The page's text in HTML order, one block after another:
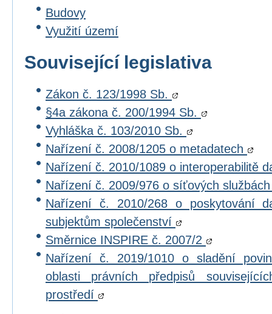
Budovy
Využití území
Související legislativa
Zákon č. 123/1998 Sb.
§4a zákona č. 200/1994 Sb.
Vyhláška č. 103/2010 Sb.
Nařízení č. 2008/1205 o metadatech
Nařízení č. 2010/1089 o interoperabilitě
Nařízení č. 2009/976 o síťových
Nařízení č. 2010/268 o poskytování
subjektům společenství
Směrnice INSPIRE č. 2007/2
Nařízení č. 2019/1010 o sladění
oblasti právních předpisů
prostředí